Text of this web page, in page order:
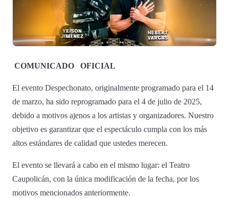
COMUNICADO OFICIAL
El evento Despechonato, originalmente programado para el 14
de marzo, ha sido reprogramado para el 4 de julio de 2025,
debido a motivos ajenos a los artistas y organizadores. Nuestro
objetivo es garantizar que el espectáculo cumpla con los más
altos estándares de calidad que ustedes merecen.
El evento se llevará a cabo en el mismo lugar: el Teatro
Caupolicán, con la única modificación de la fecha, por los
motivos mencionados anteriormente.